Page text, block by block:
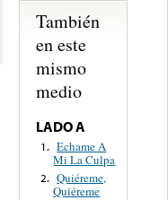
También
en este
mismo
medio
LADO A
1. Echame A
Mi La Culpa
2. Quiéreme,
Quiéreme